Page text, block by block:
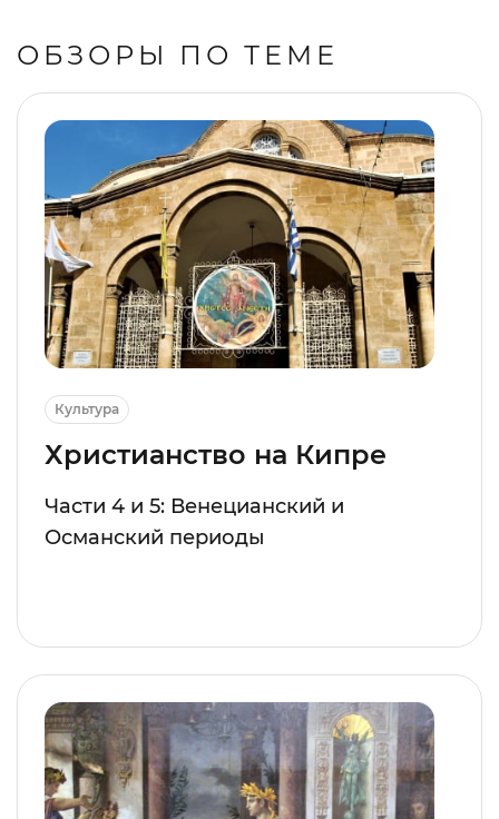
ОБЗОРЫ ПО ТЕМЕ
Культура
Христианство на Кипре
Части 4 и 5: Венецианский и
Османский периоды